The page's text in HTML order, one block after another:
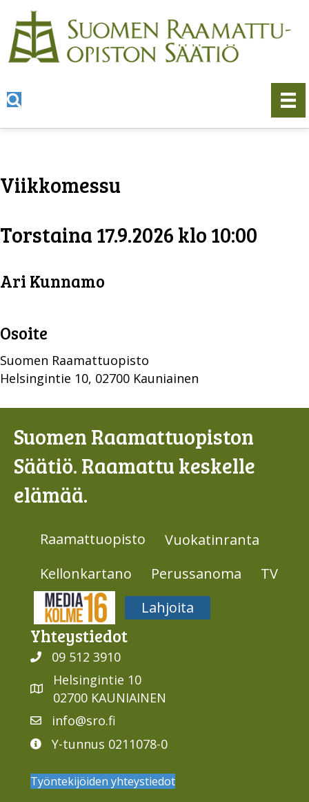
Viikkomessu
Torstaina 17.9.2026 klo 10:00
Ari Kunnamo
Osoite
Suomen Raamattuopisto
Helsingintie 10, 02700 Kauniainen
Suomen Raamattuopiston
Säätiö. Raamattu keskelle
elämää.
Raamattuopisto
Vuokatinranta
Kellonkartano
Perussanoma
TV
Media316
Lahjoita
Yhteys­tiedot
09 512 3910
Helsingintie 10
02700 KAUNIAINEN
info@sro.fi
Y-tunnus 0211078-0
Työntekijöiden yhteystiedot